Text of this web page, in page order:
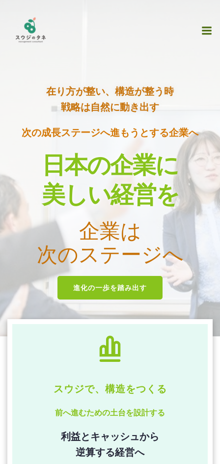
在り方が整い、構造が整う時
戦略は自然に動き出す
次の成長ステージへ進もうとする企業へ
日本の企業に
美しい経営を
企業は
次のステージへ
進化の一歩を踏み出す
スウジで、構造をつくる
前へ進むための土台を設計する
利益とキャッシュから
逆算する経営へ